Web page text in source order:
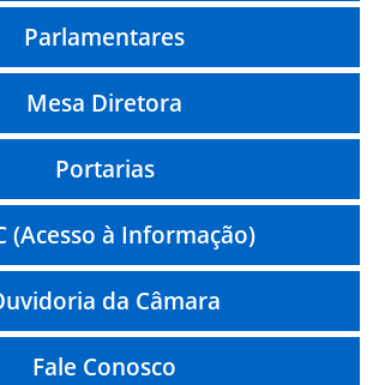
Parlamentares
Mesa Diretora
Portarias
(Acesso à Informação)
da Câmara
Fale Conosco